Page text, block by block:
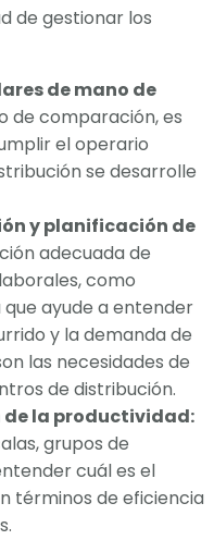
de gestionar los
de mano de
de comparación, es
el operario
se desarrolle
y planificación de
adecuada de
como
ayude a entender
y la demanda de
las necesidades de
de distribución.
de la productividad:
grupos de
cuál es el
términos de eficiencia